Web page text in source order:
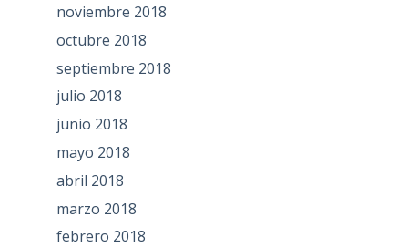
noviembre 2018
octubre 2018
septiembre 2018
julio 2018
junio 2018
mayo 2018
abril 2018
marzo 2018
febrero 2018